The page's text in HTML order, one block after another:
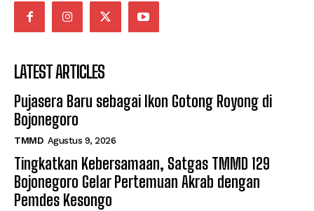
LATEST ARTICLES
Pujasera Baru sebagai Ikon Gotong Royong di
Bojonegoro
TMMD Agustus 9, 2026
Tingkatkan Kebersamaan, Satgas TMMD 129
Bojonegoro Gelar Pertemuan Akrab dengan
Pemdes Kesongo